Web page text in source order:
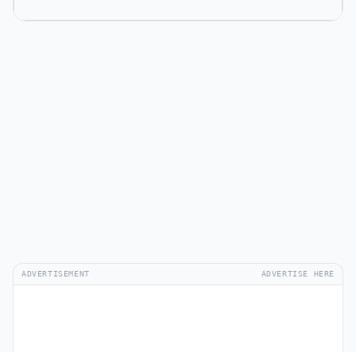
ADVERTISEMENT ADVERTISE HERE